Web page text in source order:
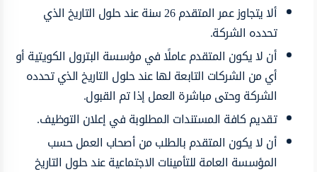
ألا يتجاوز عمر المتقدم 26 سنة عند حلول التاريخ الذي
تحدده الشركة.
أن لا يكون المتقدم عاملًا في مؤسسة البترول الكويتية أو
أي من الشركات التابعة لها عند حلول التاريخ الذي تحدده
الشركة وحتى مباشرة العمل إذا تم القبول.
تقديم كافة المستندات المطلوبة في إعلان التوظيف.
أن لا يكون المتقدم بالطلب من أصحاب العمل حسب
المؤسسة العامة للتأمينات الاجتماعية عند حلول التاريخ